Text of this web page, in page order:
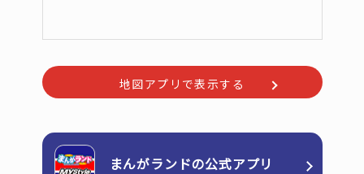
地図アプリで表示する
まんがランドの公式アプリ